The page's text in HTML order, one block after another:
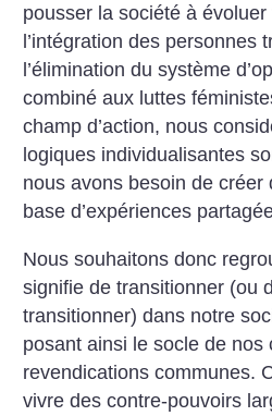
pousser la société à évoluer
l’intégration des personnes
l’élimination du système
combiné aux luttes
champ d’action, nous
logiques individualisantes
nous avons besoin de créer
base d’expériences
Nous souhaitons donc
signifie de transitionner (ou
transitionner) dans notre
posant ainsi le socle de nos
revendications communes.
vivre des contre-pouvoirs